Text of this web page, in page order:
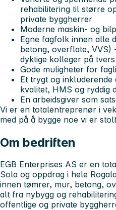
rehabilitering til større
private byggherrer
Moderne maskin- og
Egne fagfolk innen alle
betong, overflate, VVS)
dyktige kolleger på
Gode muligheter for
Et trygt og
kvalitet, HMS og ryddig
En arbeidsgiver som
Vi er en totalentreprenør i
med på å bygge noe vi er
Om bedriften
EGB Enterprises AS er en
Sola og oppdrag i hele
innen tømrer, mur, betong,
alt fra nybygg og
offentlige og private